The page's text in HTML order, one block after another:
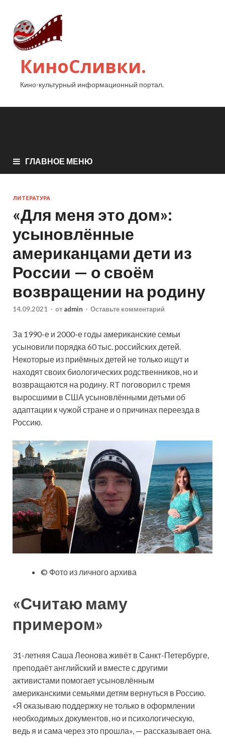
КиноСливки.
Кино-культурный информационный портал.
ГЛАВНОЕ МЕНЮ
ЛИТЕРАТУРА
«Для меня это дом»:
усыновлённые
американцами дети из
России — о своём
возвращении на родину
14.09.2021 - от admin - Оставьте комментарий
За 1990-е и 2000-е годы американские семьи
усыновили порядка 60 тыс. российских детей.
Некоторые из приёмных детей не только ищут и
находят своих биологических родственников, но и
возвращаются на родину. RT поговорил с тремя
выросшими в США усыновлёнными детьми об
адаптации к чужой стране и о причинах переезда в
Россию.
© Фото из личного архива
«Считаю маму
примером»
31-летняя Саша Леонова живёт в Санкт-Петербурге,
преподаёт английский и вместе с другими
активистами помогает усыновлённым
американскими семьями детям вернуться в Россию.
«Я оказываю поддержку не только в оформлении
необходимых документов, но и психологическую,
ведь я и сама через это прошла», — рассказывает она.